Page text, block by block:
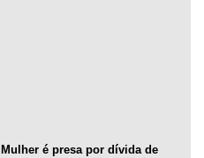
Mulher é presa por dívida de